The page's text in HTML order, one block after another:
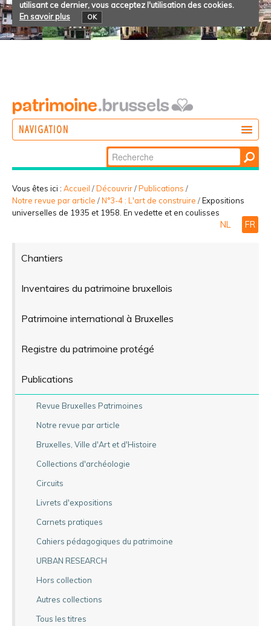
utilisant ce dernier, vous acceptez l'utilisation des cookies.
En savoir plus
OK
NAVIGATION
PARTICIPER
Chercher par
Recherche
avancée…
Vous êtes ici : Accueil /Découvrir/Publications /
Notre revue par article /N°3-4 : L'art de construire /Expositions
universelles de 1935 et 1958. En vedette et en coulisses
NL FR
Chantiers
Inventaires du patrimoine bruxellois
Patrimoine international à Bruxelles
Registre du patrimoine protégé
Publications
Revue Bruxelles Patrimoines
Notre revue par article
Bruxelles, Ville d'Art et d'Histoire
Collections d'archéologie
Circuits
Livrets d'expositions
Carnets pratiques
Cahiers pédagogiques du patrimoine
URBAN RESEARCH
Hors collection
Autres collections
Tous les titres